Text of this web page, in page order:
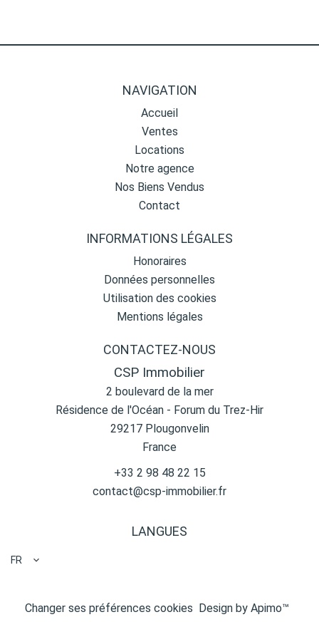
NAVIGATION
Accueil
Ventes
Locations
Notre agence
Nos Biens Vendus
Contact
INFORMATIONS LÉGALES
Honoraires
Données personnelles
Utilisation des cookies
Mentions légales
CONTACTEZ-NOUS
CSP Immobilier
2 boulevard de la mer
Résidence de l'Océan - Forum du Trez-Hir
29217Plougonvelin
France
+33 2 98 48 22 15
contact@csp-immobilier.fr
LANGUES
FR
Changer ses préférences cookies Design by Apimo™